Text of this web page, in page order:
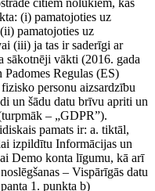
citiem nolūkiem, kas
(i) pamatojoties uz
pamatojoties uz
(iii) ja tas ir saderīgi ar
sākotnēji vākti (2016. gada
Padomes Regulas (ES)
personu aizsardzību
un šādu datu brīvu apriti un
– „GDPR”).
pamats ir: a. tiktāl,
izpildītu Informācijas un
Demo konta līgumu, kā arī
– Vispārīgās datu
1. punkta b)